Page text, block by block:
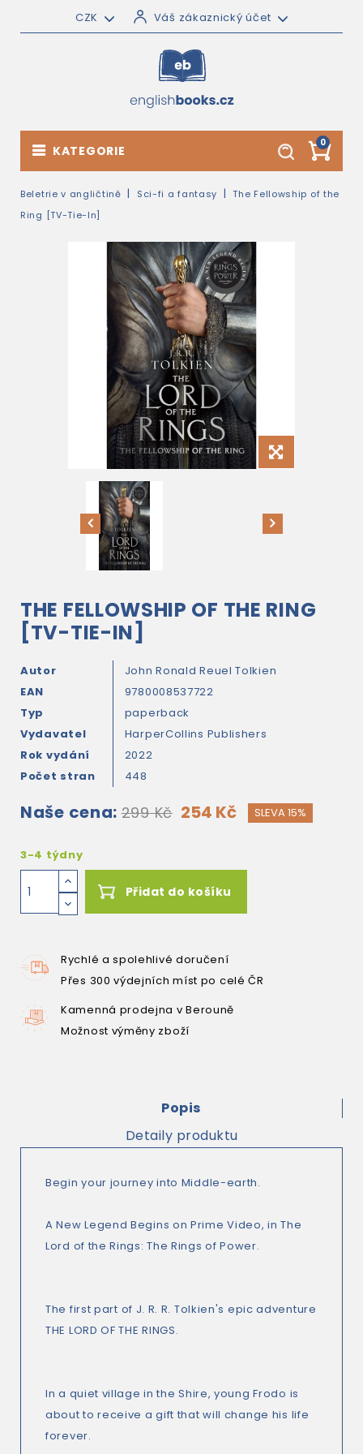
CZK Váš zákaznický účet
0
KATEGORIE
Beletrie v angličtině Sci-fi a fantasy
The Fellowship of the
Ring [TV-Tie-In]
THE FELLOWSHIP OF THE RING
[TV-TIE-IN]
Autor
John Ronald Reuel Tolkien
EAN
9780008537722
Typ
paperback
Vydavatel
HarperCollins Publishers
Rok vydání
2022
Počet stran
448
Naše cena: 299 Kč 254 Kč SLEVA 15%
3-4 týdny
Přidat do košíku
Rychlé a spolehlivé doručení
Přes 300 výdejních míst po celé ČR
Kamenná prodejna v Berouně
Možnost výměny zboží
Popis
Detaily produktu
Begin your journey into Middle-earth.
A New Legend Begins on Prime Video, in The
Lord of the Rings: The Rings of Power.
The first part of J. R. R. Tolkien's epic adventure
THE LORD OF THE RINGS.
In a quiet village in the Shire, young Frodo is
about to receive a gift that will change his life
forever.